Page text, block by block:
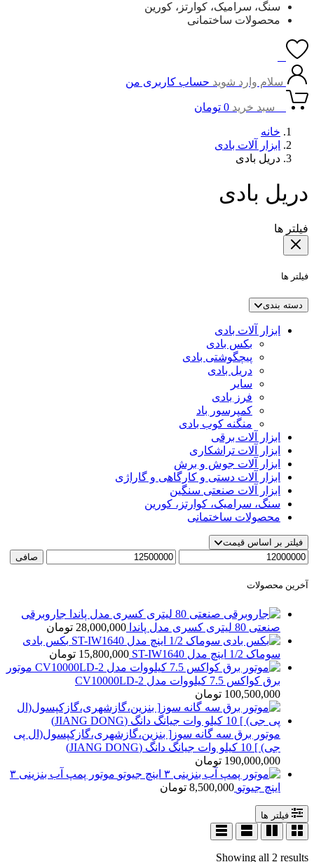
سنگ، سرامیک، کوارتز، کورین
محصولات ساختمانی
سلام وارد شوید حساب کاربری من
سبد خرید 0 تومان
خانه
ابزار آلات بادی
دریل بادی
دریل بادی
فیلتر ها
فیلتر ها
دسته بندی
ابزار آلات بادی
بکس بادی
پیچگوشتی بادی
دریل بادی
سایر
فرز بادی
کمپرسور باد
منگنه کوب بادی
ابزار آلات برقی
ابزار آلات تراشکاری
ابزار آلات جوش و برش
ابزار آلات دستی و کارگاهی و گاراژی
ابزار آلات صنعتی سنگین
سنگ، سرامیک، کوارتز، کورین
محصولات ساختمانی
فیلتر بر اساس قیمت
حداقل
حداكثر
صافی
آخرین محصولات
جاروبرقی
صنعتی 80 لیتری کسری مدل پاندا
28,000,000 تومان
بکس بادی
سوماک 1/2 اینچ مدل ST-IW1640
15,800,000 تومان
موتور
برق کواکس 7.5 کیلووات مدل CV10000LD-2
100,500,000 تومان
موتور برق سه گانه سوز[ بنزین،گازشهری،گازکپسول(ال پی
جی) ] 10 کیلو وات جیانگ دانگ (JIANG DONG)
190,000,000 تومان
موتور پمپ آب بنزینی ۳
اینچ جیوتو 8,500,000 تومان
فیلتر ها
Showing all 2 results